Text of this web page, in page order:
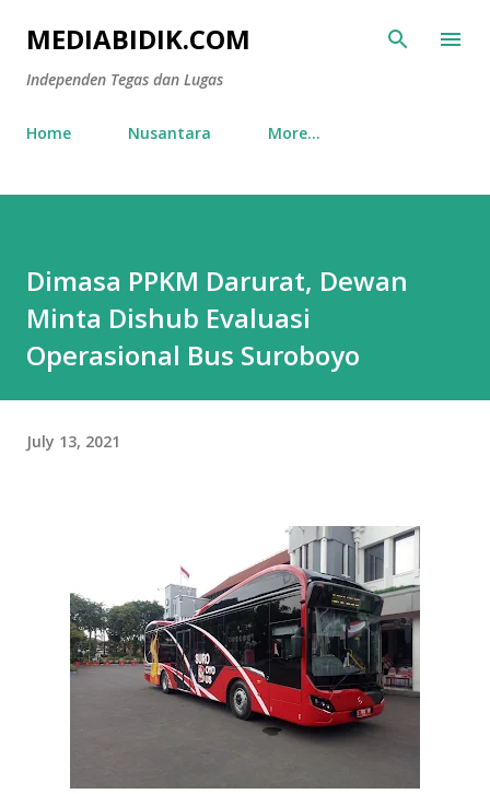
Skip to main content
MEDIABIDIK.COM
Independen Tegas dan Lugas
Home Nusantara More…
Dimasa PPKM Darurat, Dewan
Minta Dishub Evaluasi
Operasional Bus Suroboyo
July 13, 2021